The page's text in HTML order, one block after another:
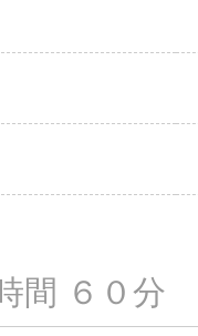
間 ６０分